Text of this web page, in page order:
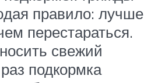
правило: лучше
перестараться.
свежий
подкормка